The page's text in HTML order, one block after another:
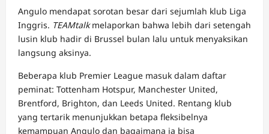
Angulo mendapat sorotan besar dari sejumlah klub Liga
Inggris. TEAMtalkmelaporkan bahwa lebih dari setengah
lusin klub hadir di Brussel bulan lalu untuk menyaksikan
langsung aksinya.
Beberapa klub Premier League masuk dalam daftar
peminat: Tottenham Hotspur, Manchester United,
Brentford, Brighton, dan Leeds United. Rentang klub
yang tertarik menunjukkan betapa fleksibelnya
kemampuan Angulo dan bagaimana ia bisa